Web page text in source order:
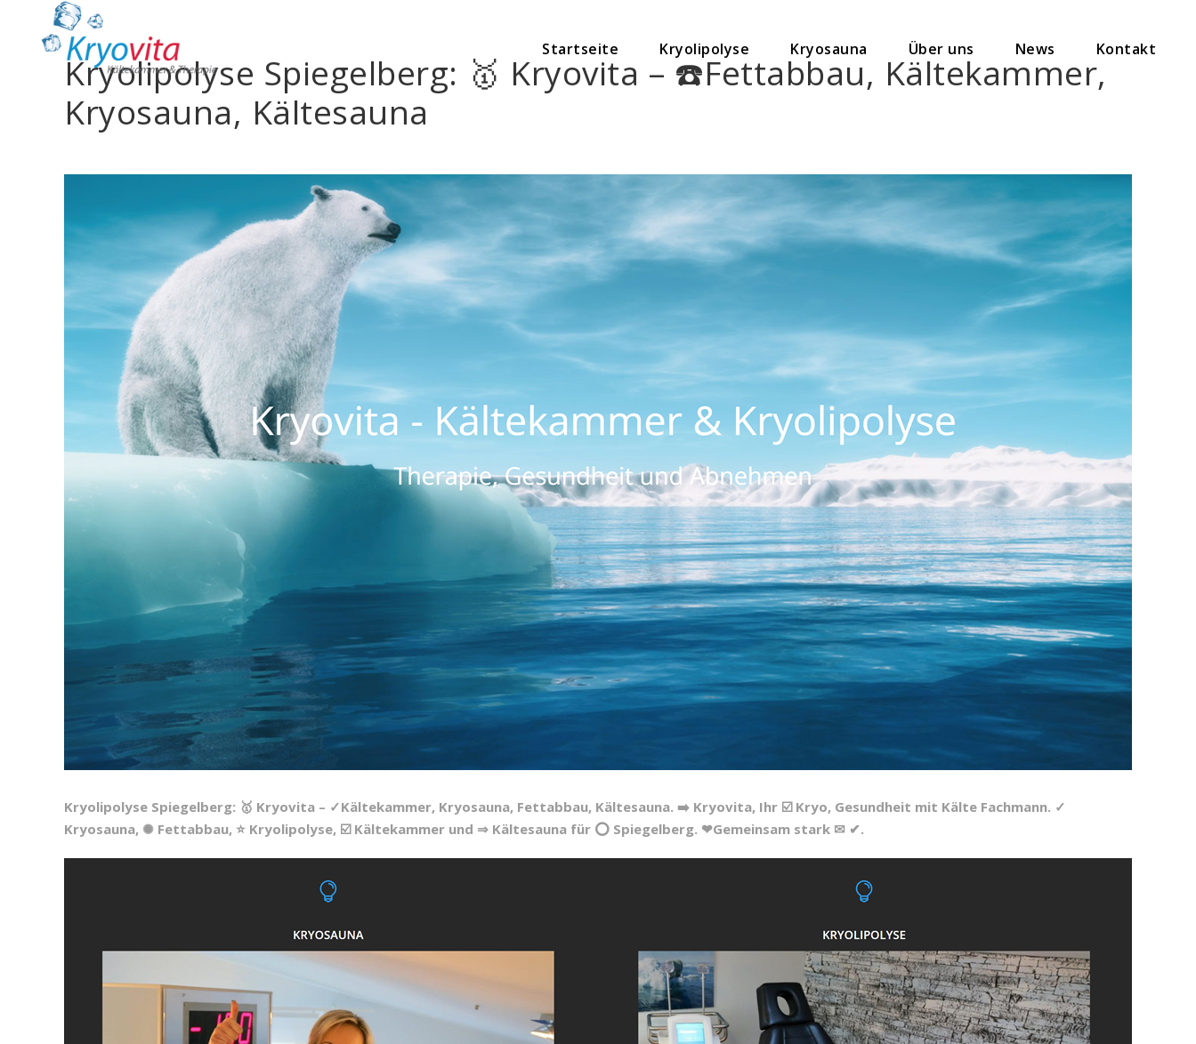
Startseite Kryolipolyse Kryosauna Über uns News Kontakt
Kryolipolyse Spiegelberg: 🥇 Kryovita – ☎️Fettabbau, Kältekammer,
Kryosauna, Kältesauna
Kryolipolyse Spiegelberg: 🥇 Kryovita – ✓Kältekammer, Kryosauna, Fettabbau, Kältesauna. ➡️ Kryovita, Ihr ☑️ Kryo, Gesundheit mit Kälte Fachmann. ✓
Kryosauna, ✺ Fettabbau, ⭐ Kryolipolyse, ☑️ Kältekammer und ⇒ Kältesauna für ⭕ Spiegelberg. ❤Gemeinsam stark ✉ ✔.